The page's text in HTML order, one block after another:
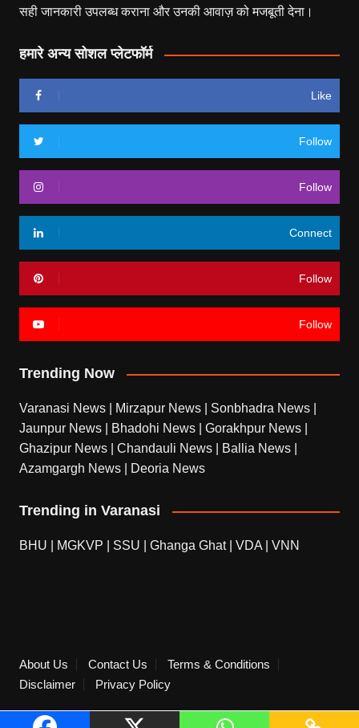
सही जानकारी उपलब्ध कराना और उनकी आवाज़ को मजबूती देना।
हमारे अन्य सोशल प्लेटफॉर्म
Like
Follow
Follow
Connect
Follow
Follow
Trending Now
Varanasi News Mirzapur News Sonbhadra News
Jaunpur News
Bhadohi News Gorakhpur News
Ghazipur News
Chandauli News Ballia News
Azamgargh News
Deoria News
Trending in Varanasi
BHU MGKVP SSU Ghanga Ghat| VDA VNN
About Us Contact Us
Terms & Conditions
Disclaimer
Privacy Policy